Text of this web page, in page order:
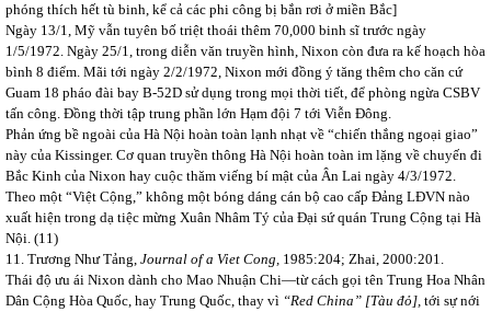
phóng thích hết tù binh, kể cả các phi công bị bắn rơi ở miền Bắc]
Ngày 13/1, Mỹ vẫn tuyên bố triệt thoái thêm 70,000 binh sĩ trước ngày
1/5/1972. Ngày 25/1, trong diễn văn truyền hình, Nixon còn đưa ra kế hoạch hòa
bình 8 điểm. Mãi tới ngày 2/2/1972, Nixon mới đồng ý tăng thêm cho căn cứ
Guam 18 pháo đài bay B-52D sử dụng trong mọi thời tiết, để phòng ngừa CSBV
tấn công. Đồng thời tập trung phần lớn Hạm đội 7 tới Viễn Đông.
Phản ứng bề ngoài của Hà Nội hoàn toàn lạnh nhạt về “chiến thắng ngoại giao”
này của Kissinger. Cơ quan truyền thông Hà Nội hoàn toàn im lặng về chuyến đi
Bắc Kinh của Nixon hay cuộc thăm viếng bí mật của Ân Lai ngày 4/3/1972.
Theo một “Việt Cộng,” không một bóng dáng cán bộ cao cấp Đảng LĐVN nào
xuất hiện trong dạ tiệc mừng Xuân Nhâm Tý của Đại sứ quán Trung Cộng tại Hà
Nội. (11)
11. Trương Như Tảng, Journal of a Viet Cong, 1985:204; Zhai, 2000:201.
Thái độ ưu ái Nixon dành cho Mao Nhuận Chi—từ cách gọi tên Trung Hoa Nhân
Dân Cộng Hòa Quốc, hay Trung Quốc, thay vì “Red China” [Tàu đỏ], tới sự nới